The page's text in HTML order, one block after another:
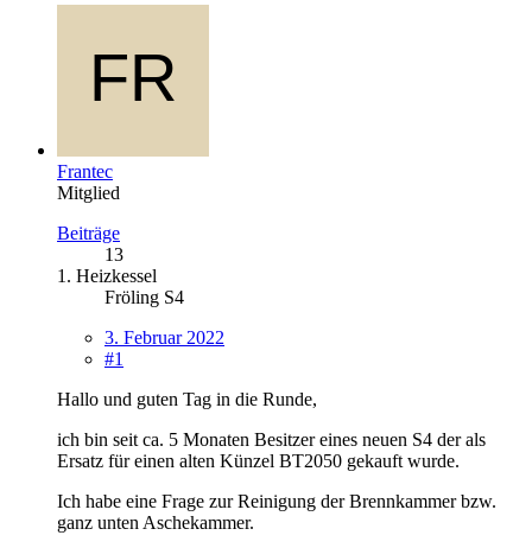
Frantec
Mitglied
Beiträge
13
1. Heizkessel
Fröling S4
3. Februar 2022
#1
Hallo und guten Tag in die Runde,
ich bin seit ca. 5 Monaten Besitzer eines neuen S4 der als
Ersatz für einen alten Künzel BT2050 gekauft wurde.
Ich habe eine Frage zur Reinigung der Brennkammer bzw.
ganz unten Aschekammer.